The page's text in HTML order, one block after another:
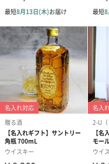
で安心です。
合は、ボトルにバランス
小さくなるので予めご了
デザイン確認サービス
デザイン確認サービス